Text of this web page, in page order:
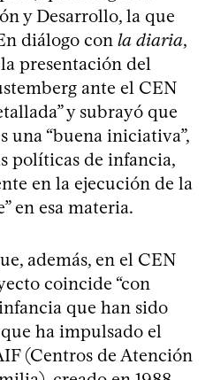
y Desarrollo, la que
diálogo con la diaria,
presentación del
ante el CEN
y subrayó que
una “buena iniciativa”,
políticas de infancia,
en la ejecución de la
en esa materia.
además, en el CEN
coincide “con
que han sido
ha impulsado el
(Centros de Atención